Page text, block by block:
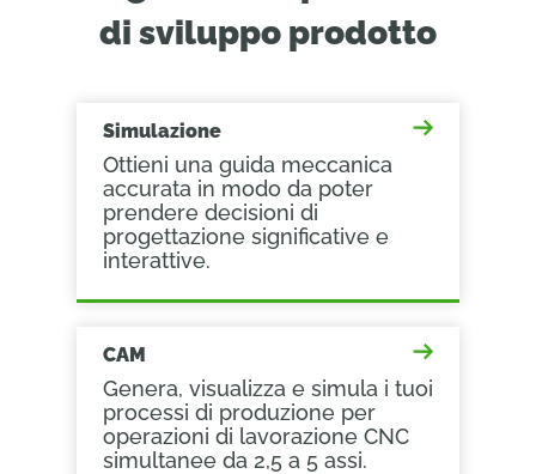
di sviluppo prodotto
Simulazione
Ottieni una guida meccanica
accurata in modo da poter
prendere decisioni di
progettazione significative e
interattive.
CAM
Genera, visualizza e simula i tuoi
processi di produzione per
operazioni di lavorazione CNC
simultanee da 2,5 a 5 assi.